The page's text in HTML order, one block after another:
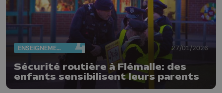
ENSEIGNEMENT 27/01/2026
Sécurité routière à Flémalle: des
enfants sensibilisent leurs parents